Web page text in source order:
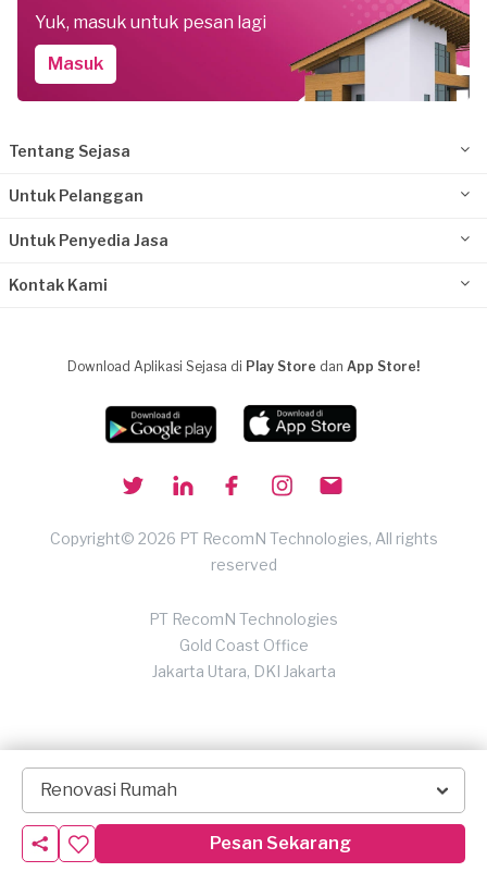
Renovasi Rumah
Pesan Sekarang
Yuk, masuk untuk pesan lagi
Masuk
Tentang Sejasa
Untuk Pelanggan
Untuk Penyedia Jasa
Kontak Kami
Download Aplikasi Sejasa di Play Store dan App Store!
Copyright© 2026 PT RecomN Technologies, All rights
reserved
PT RecomN Technologies
Gold Coast Office
Jakarta Utara, DKI Jakarta